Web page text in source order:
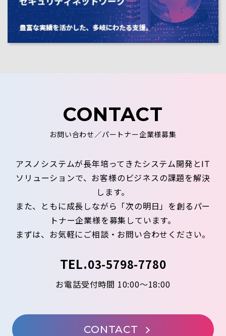
CONTACT
お問い合わせ／パートナー企業様募集
アスノシステムが長年培ってきたシステム開発とIT
ソリューションで、お客様のビジネスの課題を解決
します。
また、ともに成長しながら「次の明日」を創るパー
トナー企業様を募集しています。
まずは、お気軽にご相談・お問い合わせください。
TEL.03-5798-7780
お電話受付時間 10:00～18:00
CONTACT